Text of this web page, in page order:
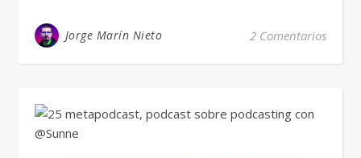
Jorge Marín Nieto 2 Comentarios